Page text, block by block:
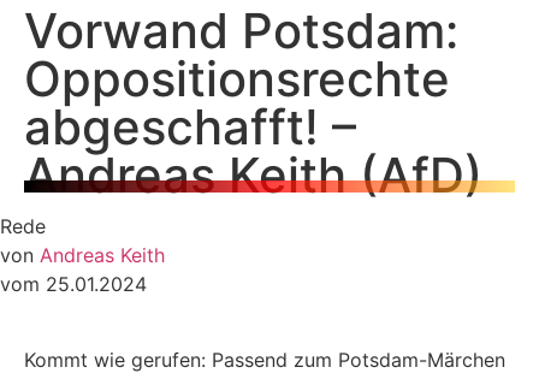
Vorwand Potsdam:
Oppositionsrechte
abgeschafft! –
Andreas Keith (AfD)
Rede
von Andreas Keith
vom 25.01.2024
Kommt wie gerufen: Passend zum Potsdam-Märchen